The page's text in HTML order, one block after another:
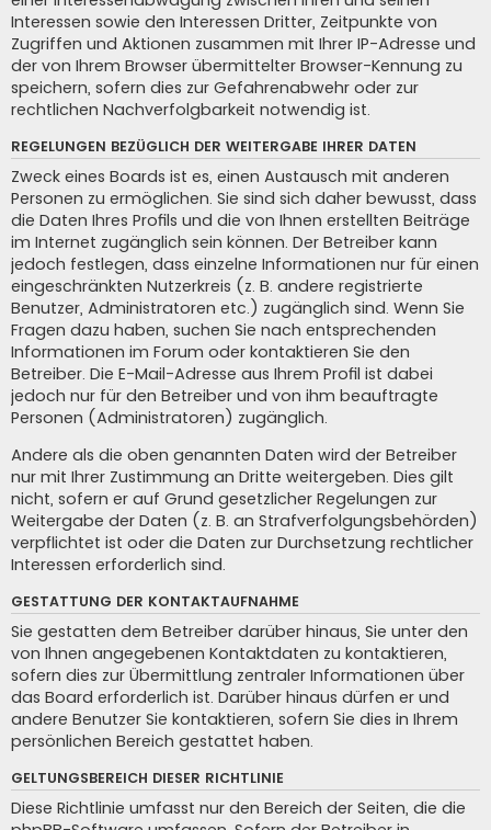
Interessen sowie den Interessen Dritter, Zeitpunkte von
Zugriffen und Aktionen zusammen mit Ihrer IP-Adresse und
der von Ihrem Browser übermittelter Browser-Kennung zu
speichern, sofern dies zur Gefahrenabwehr oder zur
rechtlichen Nachverfolgbarkeit notwendig ist.
REGELUNGEN BEZÜGLICH DER WEITERGABE IHRER DATEN
Zweck eines Boards ist es, einen Austausch mit anderen
Personen zu ermöglichen. Sie sind sich daher bewusst, dass
die Daten Ihres Profils und die von Ihnen erstellten Beiträge
im Internet zugänglich sein können. Der Betreiber kann
jedoch festlegen, dass einzelne Informationen nur für einen
eingeschränkten Nutzerkreis (z. B. andere registrierte
Benutzer, Administratoren etc.) zugänglich sind. Wenn Sie
Fragen dazu haben, suchen Sie nach entsprechenden
Informationen im Forum oder kontaktieren Sie den
Betreiber. Die E-Mail-Adresse aus Ihrem Profil ist dabei
jedoch nur für den Betreiber und von ihm beauftragte
Personen (Administratoren) zugänglich.
Andere als die oben genannten Daten wird der Betreiber
nur mit Ihrer Zustimmung an Dritte weitergeben. Dies gilt
nicht, sofern er auf Grund gesetzlicher Regelungen zur
Weitergabe der Daten (z. B. an Strafverfolgungsbehörden)
verpflichtet ist oder die Daten zur Durchsetzung rechtlicher
Interessen erforderlich sind.
GESTATTUNG DER KONTAKTAUFNAHME
Sie gestatten dem Betreiber darüber hinaus, Sie unter den
von Ihnen angegebenen Kontaktdaten zu kontaktieren,
sofern dies zur Übermittlung zentraler Informationen über
das Board erforderlich ist. Darüber hinaus dürfen er und
andere Benutzer Sie kontaktieren, sofern Sie dies in Ihrem
persönlichen Bereich gestattet haben.
GELTUNGSBEREICH DIESER RICHTLINIE
Diese Richtlinie umfasst nur den Bereich der Seiten, die die